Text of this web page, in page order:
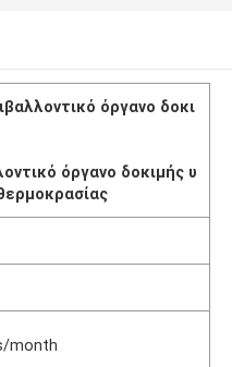
όργανο δοκι
όργανο δοκιμής υ
month